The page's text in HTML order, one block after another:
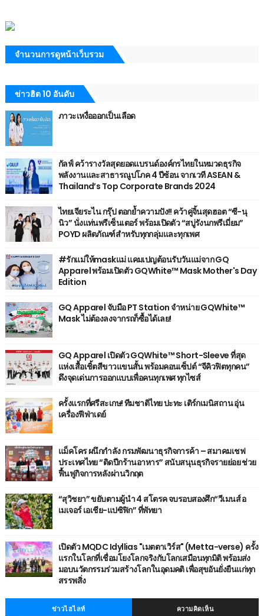
จำนวนการดูหน้าเว็บรวม
ข่าวฮิต 10 อันดับ
ภาวะเหงื่อออกเป็นเลือด
กัลฟ์ คว้ารางวัลสุดยอดแบรนด์องค์กรไทยในหมวดธุรกิจ
พลังงานและสาธารณูปโภค 4 ปีซ้อน จากเวที ASEAN &
Thailand’s Top Corporate Brands 2024
ไทยเจียระไน กรุ๊ป ตอกย้ำความปัง!! คว้าคู่จิ้นสุดฮอต “ซี-นุ
นิว” นั่งแท่นพรีเซ็นเตอร์ พร้อมเปิดตัว “สบู่รังนกพรีเมี่ยม”
POYD ผลิตภัณฑ์สำหรับทุกกลุ่มและทุกเพศ
#รักแม่ให้maskแม่ แคมเปญต้อนรับวันแม่จาก GQ
Apparel พร้อมเปิดตัว GQWhite™ Mask Mother's Day
Edition
GQ Apparel จับมือ PT Station จำหน่าย GQWhite™
Mask ไม่ต้องลงจากรถก็ซื้อได้เลย!
GQ Apparel เปิดตัว GQWhite™ Short-Sleeve ที่สุด
แห่งเสื้อเชิ้ตสีขาวแขนสั้น พร้อมคอนเซ็ปต์ “จีคิวฟิตทุกคน”
ดึงจุดเด่นการออกแบบเพื่อคนทุกเพศ ทุกไซส์
ครั้งแรกที่ศรีสะเกษ! ทีมชาติไทย ปะทะ เติร์กเมนิสถาน อุ่น
เครื่องฟีฟ่าเดย์
แม็คโคร ผนึกกำลัง กรมพัฒนาธุรกิจการค้า – สมาคมเชฟ
ประเทศไทย “ติดปีกร้านอาหาร” สนับสนุนธุรกิจรายย่อย ช่วย
ฟื้นฟูกิจการหลังผ่านวิกฤต
“สุวิชยา” ขยับตามผู้นำ 4 สโตรค จบรอบสองศึก“วีเมนส์ อ
เมเจอร์ เอเชีย-แปซิฟิก” ที่พัทยา
เปิดตัว MQDC Idyllias "เมตตาเวิร์ส" (Metta-verse) ครั้ง
แรกในโลกที่เชื่อมโยงโลกจริงกับโลกเสมือนทุกมิติ พร้อมส่ง
มอบนวัตกรรมร่วมสร้างโลกในอุดมคติ เพื่อสุขอันยั่งยืนแก่ทุก
สรรพสิ่ง
ข่าวไฮไลท์ ความคิดเห็น